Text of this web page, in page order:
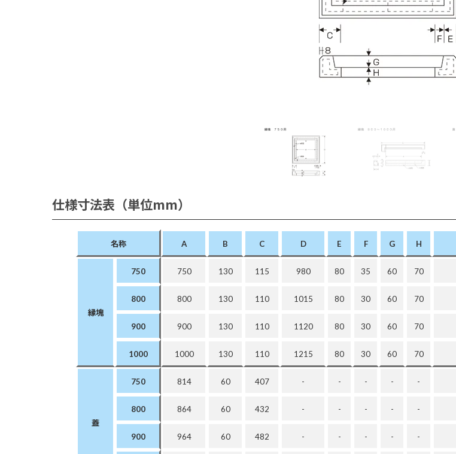
仕様寸法表（単位mm）
名称 A B C D E F G H
縁塊
750 750 130 115 980 80 35 60 70
800 800 130 110 1015 80 30 60 70
900 900 130 110 1120 80 30 60 70
1000 1000 130 110 1215 80 30 60 70
蓋
750 814 60 407 - - - - -
800 864 60 432 - - - - -
900 964 60 482 - - - - -